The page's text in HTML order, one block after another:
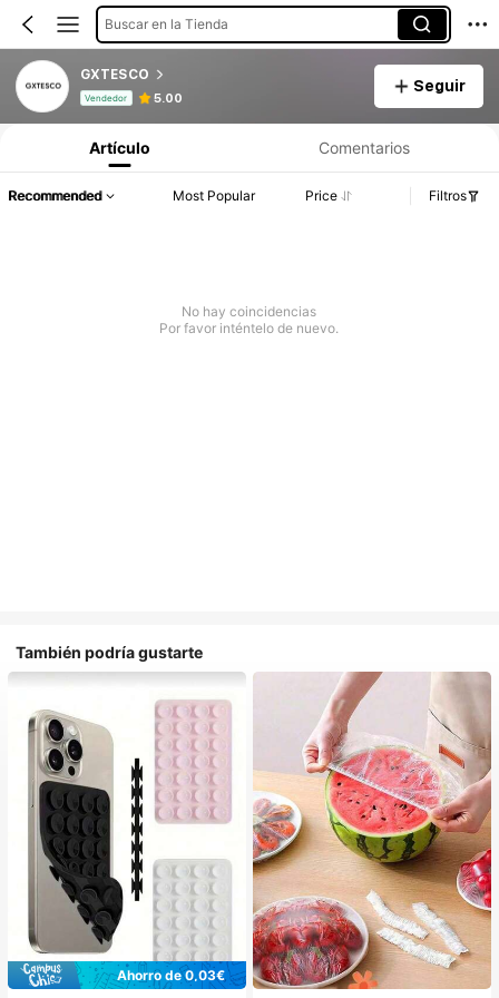
Buscar en la Tienda
GXTESCO
Vendedor 5.00
Seguir
Artículo Comentarios
Recommended Most Popular Price Filtros
No hay coincidencias
Por favor inténtelo de nuevo.
También podría gustarte
Ahorro de 0,03€